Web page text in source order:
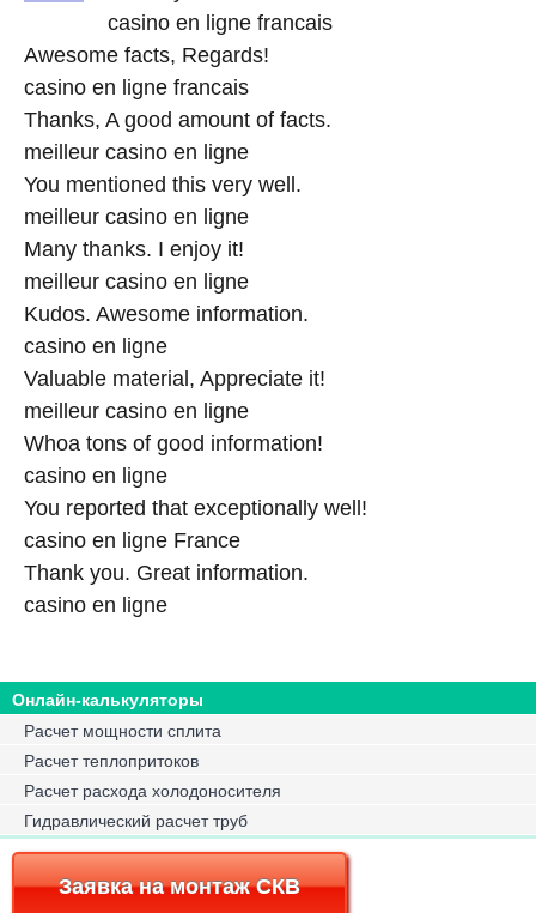
casino en ligne francais
Awesome facts, Regards!
casino en ligne francais
Thanks, A good amount of facts.
meilleur casino en ligne
You mentioned this very well.
meilleur casino en ligne
Many thanks. I enjoy it!
meilleur casino en ligne
Kudos. Awesome information.
casino en ligne
Valuable material, Appreciate it!
meilleur casino en ligne
Whoa tons of good information!
casino en ligne
You reported that exceptionally well!
casino en ligne France
Thank you. Great information.
casino en ligne
Онлайн-калькуляторы
Расчет мощности сплита
Расчет теплопритоков
Расчет расхода холодоносителя
Гидравлический расчет труб
Заявка на монтаж СКВ